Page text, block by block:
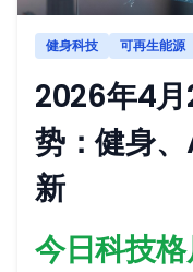
健身科技 可再生能源
2026年4
势：健身
新
今日科技